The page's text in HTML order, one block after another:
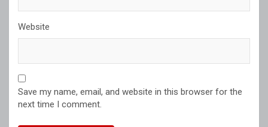
Website
Save my name, email, and website in this browser for the
next time I comment.